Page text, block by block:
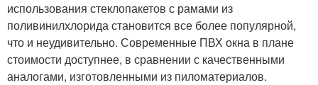
использования стеклопакетов с рамами из
поливинилхлорида становится все более популярной,
что и неудивительно. Современные ПВХ окна в плане
стоимости доступнее, в сравнении с качественными
аналогами, изготовленными из пиломатериалов.